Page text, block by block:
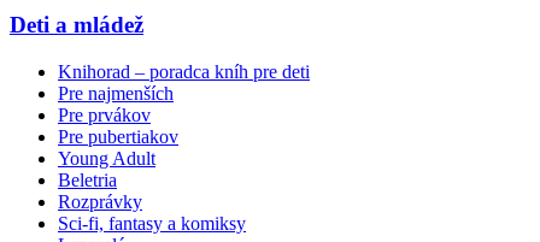
Deti a mládež
Knihorad – poradca kníh pre deti
Pre najmenších
Pre prvákov
Pre pubertiakov
Young Adult
Beletria
Rozprávky
Sci-fi, fantasy a komiksy